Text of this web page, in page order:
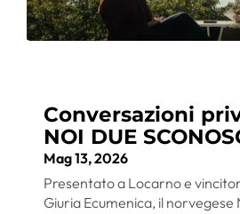
Conversazioni
NOI DUE
Mag 13, 2026
Presentato a Locarno e
Giuria Ecumenica, il norvegese